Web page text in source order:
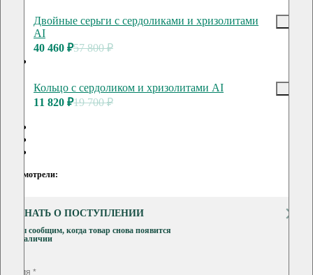
Двойные серьги с сердоликами и хризолитами
AI
40 460 ₽57 800 ₽
Кольцо с сердоликом и хризолитами AI
11 820 ₽19 700 ₽
Вы смотрели:
УЗНАТЬ О ПОСТУПЛЕНИИ
Мы сообщим, когда товар снова появится
в наличии